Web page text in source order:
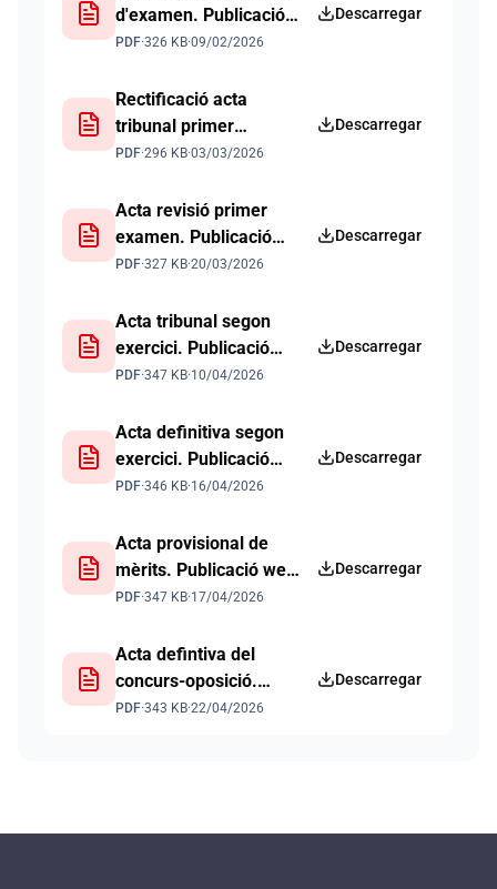
d'examen. Publicació
web 09 02 2026
PDF·326 KB·09/02/2026
Descarregar
Rectificació acta
tribunal primer
exercici. Publicació
PDF·296 KB·03/03/2026
Descarregar
Acta revisió primer
examen. Publicació
web 20 03 2026
PDF·327 KB·20/03/2026
Descarregar
Acta tribunal segon
exercici. Publicació
web 10 04 2026
PDF·347 KB·10/04/2026
Descarregar
Acta definitiva segon
exercici. Publicació
web 16 04 2026
PDF·346 KB·16/04/2026
Descarregar
Acta provisional de
mèrits. Publicació web
17 04 2026
PDF·347 KB·17/04/2026
Descarregar
Acta defintiva del
concurs-oposició.
Publicació web 22 04
PDF·343 KB·22/04/2026
Descarregar